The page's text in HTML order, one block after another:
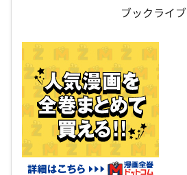
ブックライブ